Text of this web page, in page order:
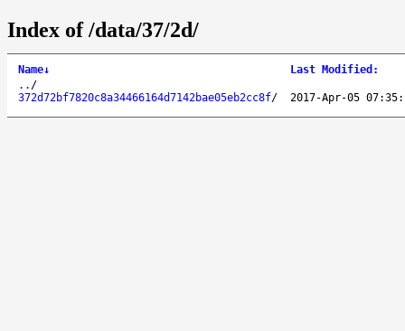
Index of /data/37/2d/
Name↓ Last Modified :
.. /
372d72bf7820c8a34466164d7142bae05eb2cc8f/ 2017-Apr-05